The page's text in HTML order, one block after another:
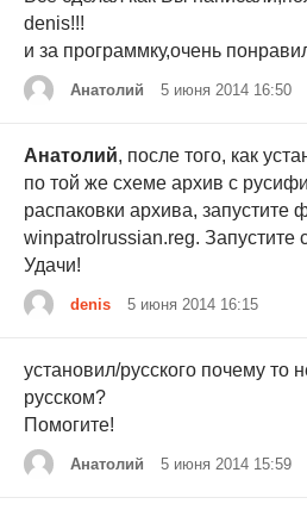
denis!!!
и за программку,очень
Анатолий 5 июня 2014 16:50
Анатолий, после того, как
по той же схеме архив с
распаковки архива, запустите
winpatrolrussian.reg. Запустите
Удачи!
denis 5 июня 2014 16:15
установил/русского почему то
русском?
Помогите!
Анатолий 5 июня 2014 15:59